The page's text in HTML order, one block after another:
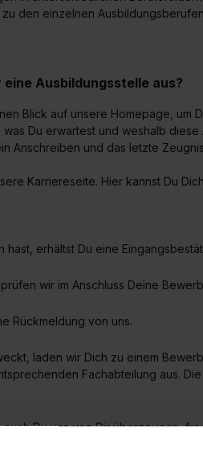
den einzelnen
Ausbildungsstelle aus?
Blick auf unsere Homepage, um
Du erwartest und weshalb diese
Anschreiben und das letzte
Karriereseite. Hier kannst Du
erhältst Du eine
wir im Anschluss Deine
Rückmeldung von uns.
laden wir Dich zu einem
Fachabteilung aus.
Du uns von Dir überzeugen,
heißen!